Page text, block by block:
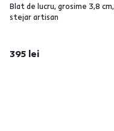
Blat de lucru, grosime 3,8 cm,
stejar artisan
395 lei